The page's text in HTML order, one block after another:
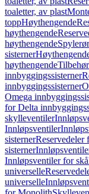
toaletter, av plast
toppHøythengende
høythengende
høythengende
sisterner
høythengendeTilbehør
innbyggingssisterner
innbyggingssisterner
Omega
for Delta
skylleventiler
Innløpsventiler
sisternerReservedeler
sisterner
Innløpsventiler for
universelle
universelle